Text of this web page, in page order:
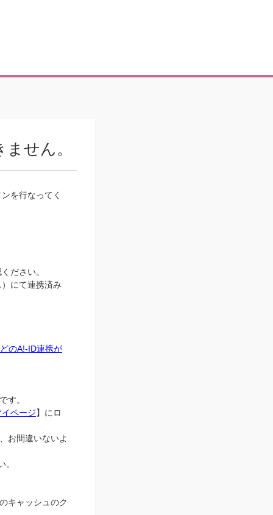
せん。
を行なってく
ださい。
にて連携済み
のA!-ID連携が
す。
イページ】にロ
お間違いないよ
。
キャッシュのク